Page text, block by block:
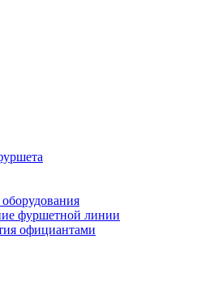
фуршетной линии
официантами